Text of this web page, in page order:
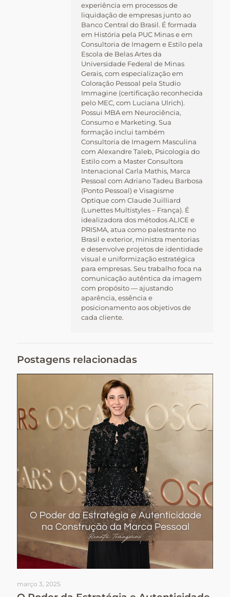
experiência em processos de
liquidação de empresas junto ao
Banco Central do Brasil. É formada
em História pela PUC Minas e em
Consultoria de Imagem e Estilo pela
Escola de Belas Artes da
Universidade Federal de Minas
Gerais, com especialização em
Coloração Pessoal pela Studio
Immagine (certificação reconhecida
pelo MEC, com Luciana Ulrich).
Possui MBA em Neurociência,
Consumo e Marketing. Sua
formação inclui também
Consultoria de Imagem Masculina
com Alexandre Taleb, Psicologia do
Estilo com a Master Consultora
Intenacional Carla Mathis, Marca
Pessoal com Adriano Tadeu Barbosa
(Ponto Pessoal) e Visagisme
Optique com Claude Juilliard
(Lunettes Multistyles – França). É
idealizadora dos métodos ALICE e
PRISMA, atua como palestrante no
Brasil e exterior, ministra mentorias
e desenvolve projetos de identidade
visual e uniformização estratégica
para empresas. Seu trabalho foca na
comunicação autêntica da imagem
com propósito — ajustando
aparência, essência e
posicionamento aos objetivos de
cada cliente.
Postagens relacionadas
março 3, 2025